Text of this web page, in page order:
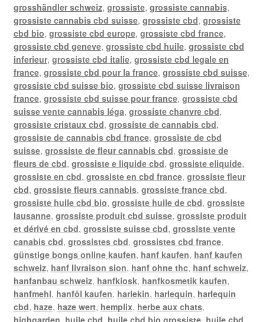
grosshändler schweiz, grossiste, grossiste cannabis,
grossiste cannabis cbd suisse, grossiste cbd, grossiste
cbd bio, grossiste cbd europe, grossiste cbd france,
grossiste cbd geneve, grossiste cbd huile, grossiste cbd
inferieur, grossiste cbd italie, grossiste cbd legale en
france, grossiste cbd pour la france, grossiste cbd suisse,
grossiste cbd suisse bio, grossiste cbd suisse livraison
france, grossiste cbd suisse pour france, grossiste cbd
suisse vente cannabis léga, grossiste chanvre cbd,
grossiste cristaux cbd, grossiste de cannabis cbd,
grossiste de cannabis cbd france, grossiste de cbd
suisse, grossiste de fleur cannabis cbd, grossiste de
fleurs de cbd, grossiste e liquide cbd, grossiste eliquide,
grossiste en cbd, grossiste en cbd france, grossiste fleur
cbd, grossiste fleurs cannabis, grossiste france cbd,
grossiste huile cbd bio, grossiste huile de cbd, grossiste
lausanne, grossiste produit cbd suisse, grossiste produit
et dérivé en cbd, grossiste suisse cbd, grossiste vente
canabis cbd, grossistes cbd, grossistes cbd france,
günstige bongs online kaufen, hanf kaufen, hanf kaufen
schweiz, hanf livraison sion, hanf ohne thc, hanf schweiz,
hanfanbau schweiz, hanfkiosk, hanfkosmetik kaufen,
hanfmehl, hanföl kaufen, harlekin, harlequin, harlequin
cbd, haze, haze wert, hemplix, herbe aux chats,
highgarden, huile cbd, huile cbd bio grossiste, huile cbd